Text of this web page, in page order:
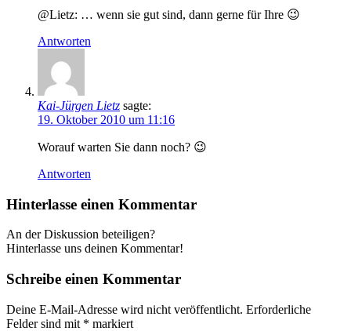
@Lietz: … wenn sie gut sind, dann gerne für Ihre 😉
Antworten
Kai-Jürgen Lietz sagte:
19. Oktober 2010 um 11:16
Worauf warten Sie dann noch? 😉
Antworten
Hinterlasse einen Kommentar
An der Diskussion beteiligen?
Hinterlasse uns deinen Kommentar!
Schreibe einen Kommentar
Deine E-Mail-Adresse wird nicht veröffentlicht. Erforderliche
Felder sind mit * markiert